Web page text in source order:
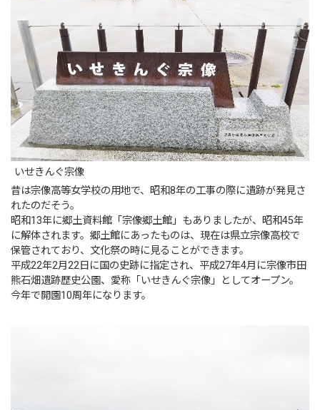
いせきんぐ宗像
昔は宗像高等女学校の用地で、昭和8年の工事の際に遺跡が発見さ
れたのだそう。
昭和13年に郷土資料館「宗像郷土館」もありましたが、昭和45年
に解体されます。郷土館にあったものは、現在は県立宗像高校で
保管されており、文化祭の時に見ることができます。
平成22年2月22日に国の史跡に指定され、平成27年4月に宗像市田
熊石畑遺跡歴史公園、愛称「いせきんぐ宗像」としてオープン。
今年で開園10周年になります。